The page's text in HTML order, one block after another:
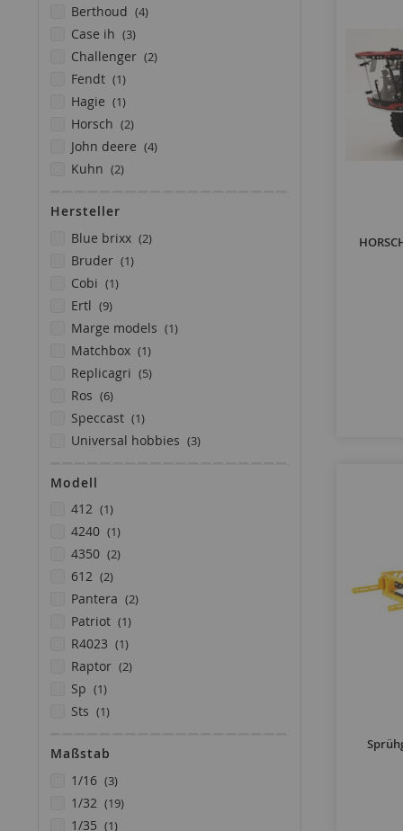
berthoud 4Artikel
case ih 3Artikel
challenger 2Artikel
fendt 1Artikel
hagie 1Artikel
horsch 2Artikel
john deere 4Artikel
kuhn 2Artikel
munsterson
new holland
technoma
veenhuis
Hersteller
blue brixx
2Artikel
bruder 1Artikel
cobi 1Artikel
ertl 9Artikel
marge models 1Artikel
matchbox 1Artikel
replicagri 5Artikel
ros 6Artikel
speccast 1Artikel
universal hobbies 3Artikel
wiking
Modell
412
1Artikel
4240 1Artikel
4350 2Artikel
612 2Artikel
pantera 2Artikel
patriot 1Artikel
r4023 1Artikel
raptor 2Artikel
sp 1Artikel
sts 1Artikel
vantage
vega 1Artikel
black 1Artikel
rg300
Maßstab
1/16
3Artikel
1/32 19Artikel
1/35 1Artikel